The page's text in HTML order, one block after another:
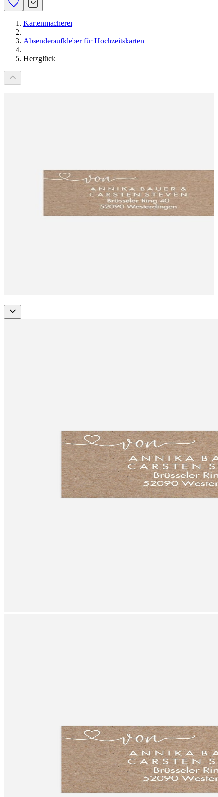
Kartenmacherei
|
Absenderaufkleber für Hochzeitskarten
|
Herzglück